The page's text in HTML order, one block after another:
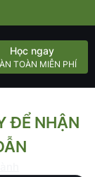
Học ngay
TOÀN MIỄN PHÍ
ĐỂ NHẬN